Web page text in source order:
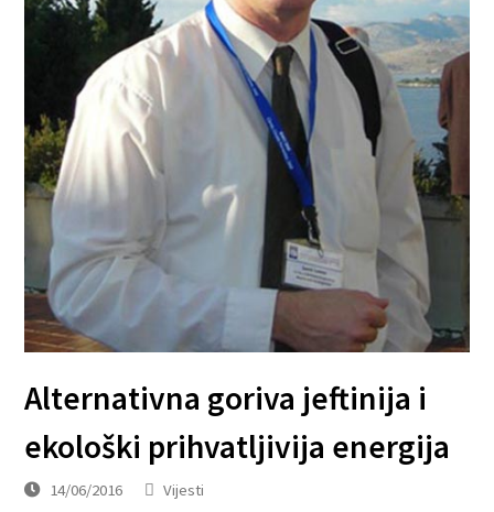
Alternativna goriva jeftinija i
ekološki prihvatljivija energija
14/06/2016 Vijesti